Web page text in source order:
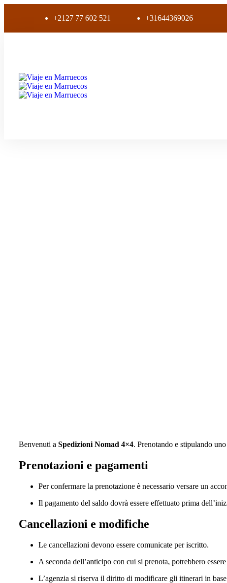
+2127 77 602 521 +31644369026
Benvenuti a Spedizioni Nomad 4×4. Prenotando e stipulando
Prenotazioni e pagamenti
Per confermare la prenotazione è necessario versare un
Il pagamento del saldo dovrà essere effettuato prima
Cancellazioni e modifiche
Le cancellazioni devono essere comunicate per iscritto.
A seconda dell’anticipo con cui si prenota, potrebbero
L’agenzia si riserva il diritto di modificare gli itinerari in